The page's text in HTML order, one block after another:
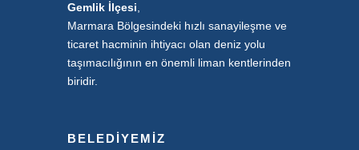
Gemlik İlçesi
Marmara Bölgesindeki hızlı sanayileşme ve
ticaret hacminin ihtiyacı olan deniz yolu
taşımacılığının en önemli liman kentlerinden
biridir.
BELEDIYEMIZ